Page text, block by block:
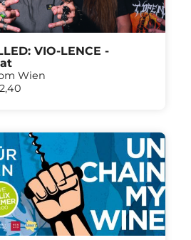
VIO-LENCE -
Wien